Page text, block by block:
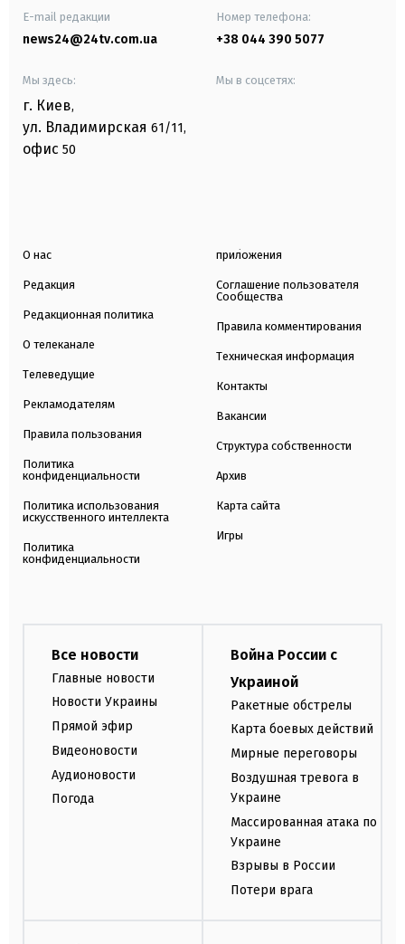
E-mail редакции
news24@24tv.com.ua
Номер телефона:
+38 044 390 5077
Мы здесь:
г. Киев,
ул. Владимирская 61/11,
офис 50
Мы в соцсетях:
О нас
Редакция
Редакционная политика
О телеканале
Телеведущие
Рекламодателям
Правила пользования
Политика
конфиденциальности
Политика использования
искусственного интеллекта
Политика
конфиденциальности
приложения
Соглашение пользователя
Сообщества
Правила комментирования
Техническая информация
Контакты
Вакансии
Структура собственности
Архив
Карта сайта
Игры
Все новости
Главные новости
Новости Украины
Прямой эфир
Видеоновости
Аудионовости
Погода
Война России с
Украиной
Ракетные обстрелы
Карта боевых действий
Мирные переговоры
Воздушная тревога в
Украине
Массированная атака по
Украине
Взрывы в России
Потери врага